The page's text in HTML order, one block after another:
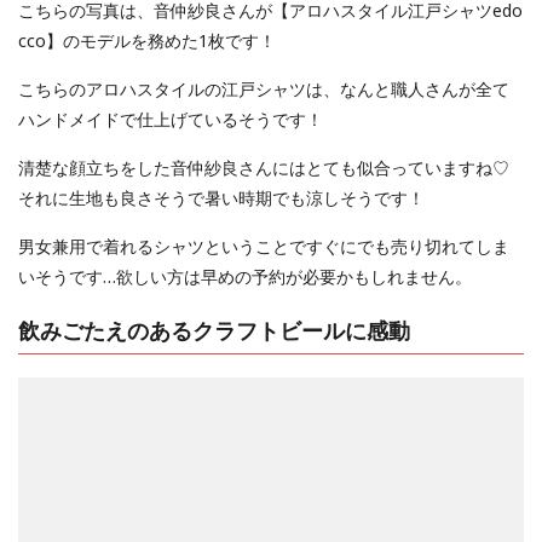
こちらの写真は、音仲紗良さんが【アロハスタイル江戸シャツedo
cco】のモデルを務めた1枚です！
こちらのアロハスタイルの江戸シャツは、なんと職人さんが全て
ハンドメイドで仕上げているそうです！
清楚な顔立ちをした音仲紗良さんにはとても似合っていますね♡
それに生地も良さそうで暑い時期でも涼しそうです！
男女兼用で着れるシャツということですぐにでも売り切れてしま
いそうです…欲しい方は早めの予約が必要かもしれません。
飲みごたえのあるクラフトビールに感動